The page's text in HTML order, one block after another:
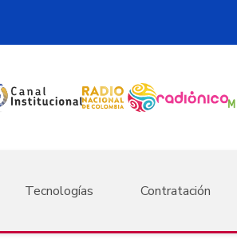
Tecnologías Contratación